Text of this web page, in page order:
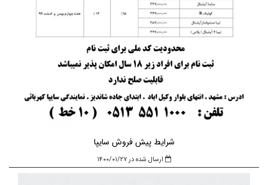
شرایط پیش فروش سایپا
ارسال شده در ۱۴۰۰/۰۱/۲۷